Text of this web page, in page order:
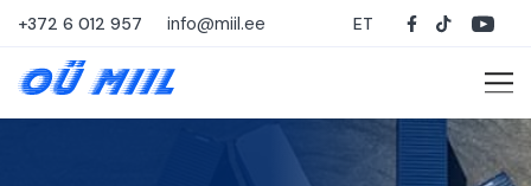
+372 6 012 957 info@miil.ee ET